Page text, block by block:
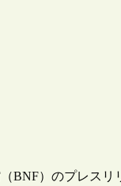
BNF）のプレス